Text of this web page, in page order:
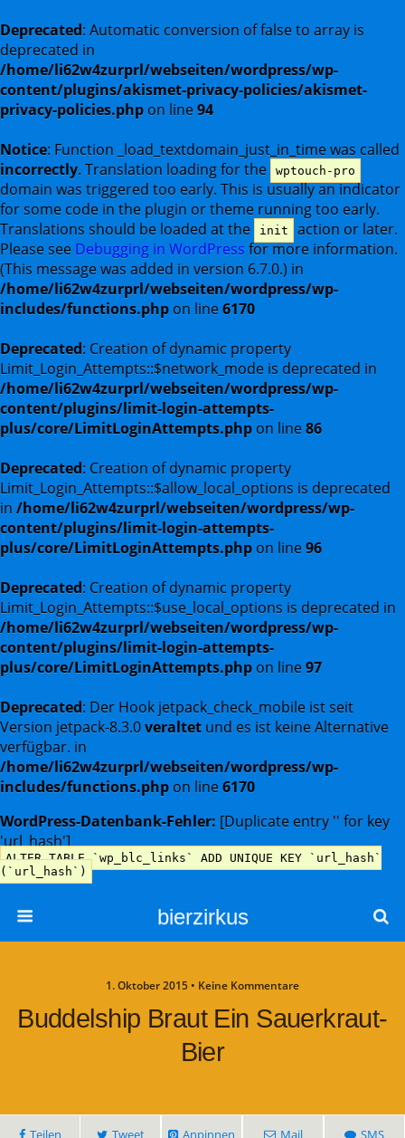
Deprecated: Automatic conversion of false to array is
deprecated in
/home/li62w4zurprl/webseiten/wordpress/wp-
content/plugins/akismet-privacy-policies/akismet-
privacy-policies.php on line94
Notice: Function _load_textdomain_just_in_time was called
incorrectly. Translation loading for the wptouch-pro
domain was triggered too early. This is usually an indicator
for some code in the plugin or theme running too early.
Translations should be loaded at the
init
action or later.
Please see Debugging in WordPress for more information.
(This message was added in version 6.7.0.) in
/home/li62w4zurprl/webseiten/wordpress/wp-
includes/functions.php on line6170
Deprecated: Creation of dynamic property
Limit_Login_Attempts::$network_mode is deprecated in
/home/li62w4zurprl/webseiten/wordpress/wp-
content/plugins/limit-login-attempts-
plus/core/LimitLoginAttempts.php on line86
Deprecated: Creation of dynamic property
Limit_Login_Attempts::$allow_local_options is deprecated
in /home/li62w4zurprl/webseiten/wordpress/wp-
content/plugins/limit-login-attempts-
plus/core/LimitLoginAttempts.php on line96
Deprecated: Creation of dynamic property
Limit_Login_Attempts::$use_local_options is deprecated in
/home/li62w4zurprl/webseiten/wordpress/wp-
content/plugins/limit-login-attempts-
plus/core/LimitLoginAttempts.php on line97
Deprecated: Der Hook jetpack_check_mobile ist seit
Version jetpack-8.3.0veraltet und es ist keine Alternative
verfügbar. in
/home/li62w4zurprl/webseiten/wordpress/wp-
includes/functions.php on line6170
WordPress-Datenbank-Fehler: [Duplicate entry '' for key
'url_hash']
ALTER TABLE `wp_blc_links` ADD UNIQUE KEY `url_hash`
(`url_hash`)
bierzirkus
1. Oktober 2015 • Keine Kommentare
Buddelship Braut Ein Sauerkraut-
Bier
Teilen Tweet Anpinnen Mail SMS